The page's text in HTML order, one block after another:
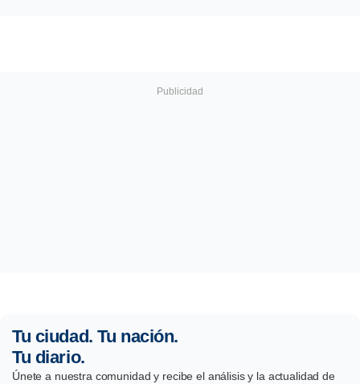
Tu ciudad. Tu nación.
Tu diario.
Únete a nuestra comunidad y recibe el análisis y la actualidad de